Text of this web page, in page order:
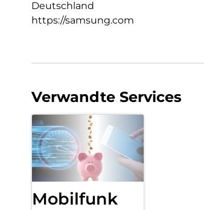
Deutschland
https://samsung.com
Verwandte Services
Mobilfunk